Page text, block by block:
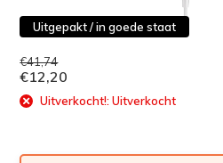
Uitgepakt / in goede staat
€41,74
€12,20
Uitverkocht!: Uitverkocht